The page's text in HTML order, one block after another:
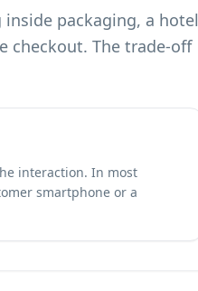
packaging, a hotel
checkout. The trade-off
interaction. In most
smartphone or a